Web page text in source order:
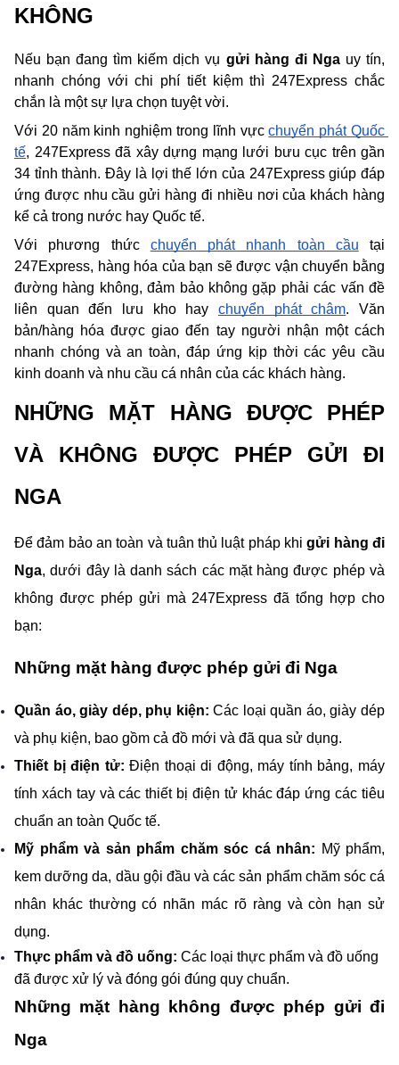
KHÔNG
Nếu bạn đang tìm kiếm dịch vụ gửi hàng đi Nga uy tín,
nhanh chóng với chi phí tiết kiệm thì 247Express chắc
chắn là một sự lựa chọn tuyệt vời.
Với 20 năm kinh nghiệm trong lĩnh vực chuyển phát Quốc
tế, 247Express đã xây dựng mạng lưới bưu cục trên gần
34 tỉnh thành. Đây là lợi thế lớn của 247Express giúp đáp
ứng được nhu cầu gửi hàng đi nhiều nơi của khách hàng
kể cả trong nước hay Quốc tế.
Với phương thức chuyển phát nhanh toàn cầu tại
247Express, hàng hóa của bạn sẽ được vận chuyển bằng
đường hàng không, đảm bảo không gặp phải các vấn đề
liên quan đến lưu kho hay chuyển phát chậm. Văn
bản/hàng hóa được giao đến tay người nhận một cách
nhanh chóng và an toàn, đáp ứng kịp thời các yêu cầu
kinh doanh và nhu cầu cá nhân của các khách hàng.
NHỮNG MẶT HÀNG ĐƯỢC PHÉP
VÀ KHÔNG ĐƯỢC PHÉP GỬI ĐI
NGA
Để đảm bảo an toàn và tuân thủ luật pháp khi gửi hàng đi
Nga, dưới đây là danh sách các mặt hàng được phép và
không được phép gửi mà 247Express đã tổng hợp cho
bạn:
Những mặt hàng được phép gửi đi Nga
Quần áo, giày dép, phụ kiện: Các loại quần áo, giày dép
và phụ kiện, bao gồm cả đồ mới và đã qua sử dụng.
Thiết bị điện tử: Điện thoại di động, máy tính bảng, máy
tính xách tay và các thiết bị điện tử khác đáp ứng các tiêu
chuẩn an toàn Quốc tế.
Mỹ phẩm và sản phẩm chăm sóc cá nhân: Mỹ phẩm,
kem dưỡng da, dầu gội đầu và các sản phẩm chăm sóc cá
nhân khác thường có nhãn mác rõ ràng và còn hạn sử
dụng.
Thực phẩm và đồ uống: Các loại thực phẩm và đồ uống
đã được xử lý và đóng gói đúng quy chuẩn.
Những mặt hàng không được phép gửi đi
Nga